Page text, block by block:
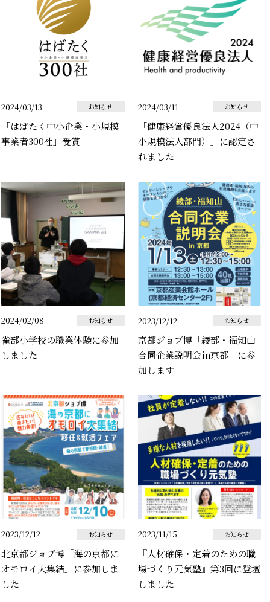
2024/03/13 お知らせ
「はばたく中小企業・小規模
事業者300社」受賞
2024/03/11 お知らせ
「健康経営優良法人2024（中
小規模法人部門）」に認定さ
れました
2024/02/08 お知らせ
雀部小学校の職業体験に参加
しました
2023/12/12 お知らせ
京都ジョブ博「綾部・福知山
合同企業説明会㏌京都」に参
加します
2023/12/12 お知らせ
北京都ジョブ博「海の京都に
オモロイ大集結」に参加しま
した
2023/11/15 お知らせ
『人材確保・定着のための職
場づくり元気塾』第3回に登壇
しました